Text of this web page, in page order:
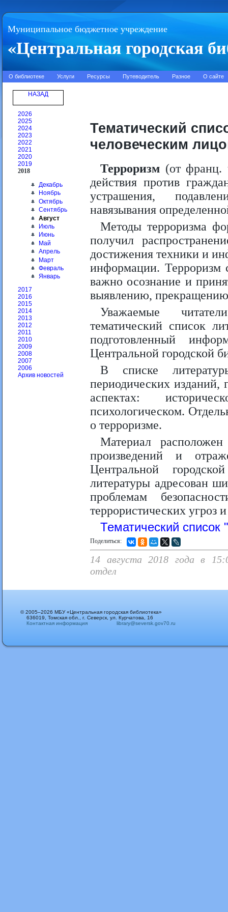
Муниципальное бюджетное учреждение
«Центральная городская
О библиотеке Услуги Ресурсы Путеводитель Разное О сайте
НАЗАД
2026
2025
2024
2023
2022
2021
2020
2019
2018
Декабрь
Ноябрь
Октябрь
Сентябрь
Август
Июль
Июнь
Май
Апрель
Март
Февраль
Январь
2017
2016
2015
2014
2013
2012
2011
2010
2009
2008
2007
2006
Архив новостей
Тематический
человеческим
Терроризм (от франц.
действия против
устрашения,
навязывания
Методы терроризма
получил
достижения техники и
информации. Терроризм
важно осознание и
выявлению,
Уважаемые
тематический список
подготовленный
Центральной городской
В списке
периодических изданий,
аспектах:
психологическом.
о терроризме.
Материал
произведений и
Центральной
литературы адресован
проблемам
террористических угроз
Тематический
Поделиться:
14 августа 2018 года в
отдел
© 2005–2026 МБУ «Центральная городская библиотека»
636019, Томская обл., г. Северск, ул. Курчатова, 16
Контактная информация
library@seversk.gov70.ru